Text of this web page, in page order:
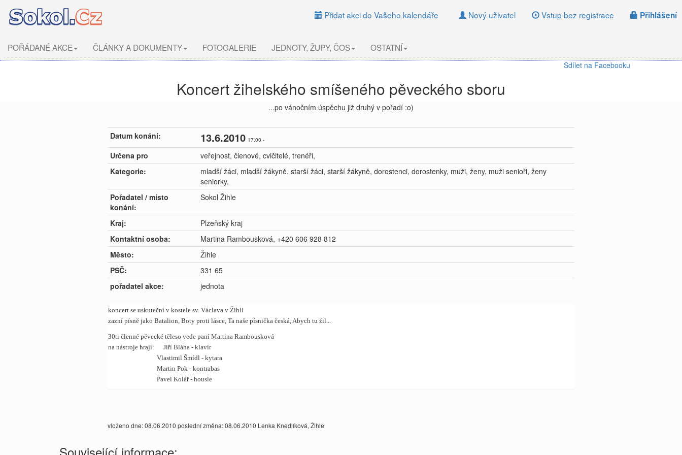
Nový uživatel Vstup bez registrace Přihlášení
Přidat akci do Vašeho kalendáře
POŘÁDANÉ AKCE ČLÁNKY A DOKUMENTY FOTOGALERIE JEDNOTY, ŽUPY, ČOS OSTATNÍ
Sdílet na Facebooku
Koncert žihelského smíšeného pěveckého sboru
...po vánočním úspěchu již druhý v pořadí :o)
Datum konání: 13.6.2010 17:00 -
Určena pro
veřejnost, členové, cvičitelé, trenéři,
Kategorie:
mladší žáci, mladší žákyně, starší žáci, starší žákyně, dorostenci, dorostenky, muži, ženy, muži senioři, ženy
seniorky,
Pořadatel / místo
konání:
Sokol Žihle
Kraj:
Plzeňský kraj
Kontaktní osoba:
Martina Rambousková, +420 606 928 812
Město:
Žihle
PSČ:
331 65
pořadatel akce:
jednota
koncert se uskuteční v kostele sv. Václava v Žihli
zazní písně jako Batalion, Boty proti lásce, Ta naše písnička česká, Abych tu žil...
30ti členné pěvecké těleso vede paní Martina Rambousková
na nástroje hrají: Jiří Bláha - klavír
Vlastimil Šmídl - kytara
Martin Pok - kontrabas
Pavel Kolář - housle
vloženo dne: 08.06.2010 poslední změna: 08.06.2010 Lenka Knedlíková, Žihle